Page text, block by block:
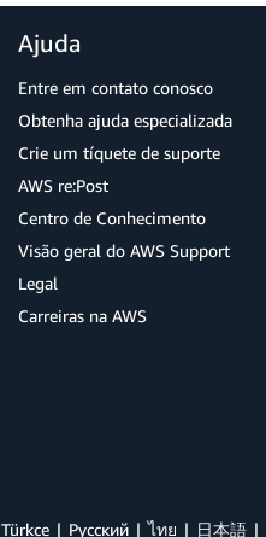
Ajuda
Entre em contato conosco
Obtenha ajuda especializada
Crie um tíquete de suporte
AWS re:Post
Centro de Conhecimento
Visão geral do AWS Support
Legal
Carreiras na AWS
Türkçe Ρусский ไทย 日本語